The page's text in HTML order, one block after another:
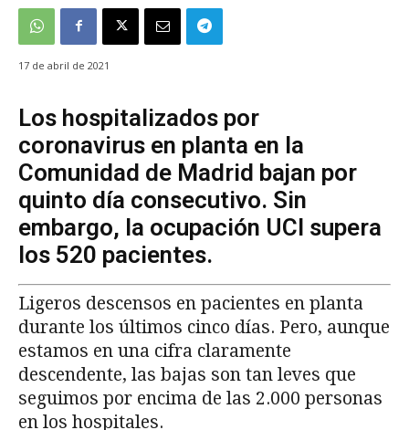
17 de abril de 2021
Los hospitalizados por
coronavirus en planta en la
Comunidad de Madrid bajan por
quinto día consecutivo. Sin
embargo, la ocupación UCI supera
los 520 pacientes.
Ligeros descensos en pacientes en planta
durante los últimos cinco días. Pero, aunque
estamos en una cifra claramente
descendente, las bajas son tan leves que
seguimos por encima de las 2.000 personas
en los hospitales.